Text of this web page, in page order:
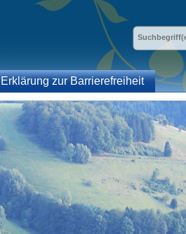
Erklärung zur Barrierefreiheit